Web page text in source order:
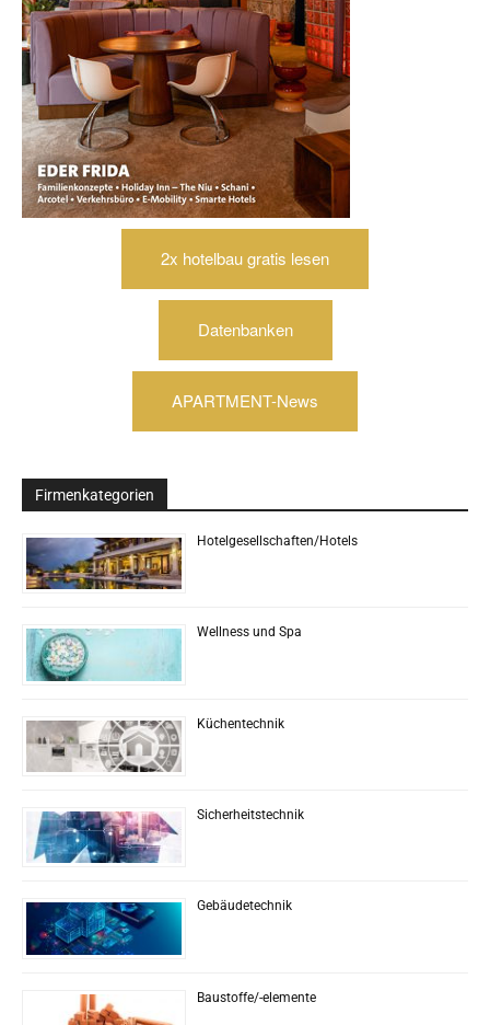
2x hotelbau gratis lesen
Datenbanken
APARTMENT-News
Firmenkategorien
Hotelgesellschaften/Hotels
Wellness und Spa
Küchentechnik
Sicherheitstechnik
Gebäudetechnik
Baustoffe/-elemente